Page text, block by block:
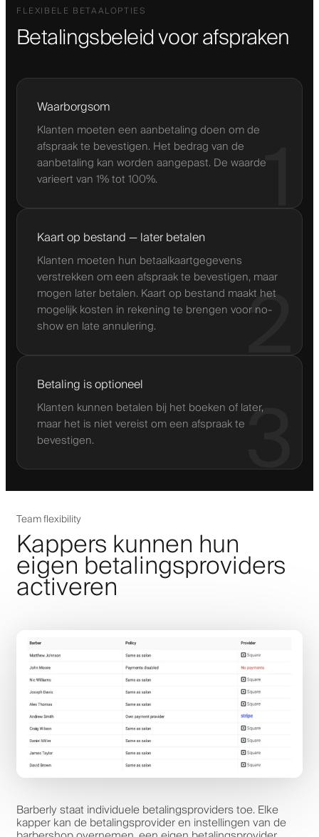
FLEXIBELE BETAALOPTIES
Betalingsbeleid voor afspraken
1
Waarborgsom
Klanten moeten een aanbetaling doen om de
afspraak te bevestigen. Het bedrag van de
aanbetaling kan worden aangepast. De waarde
varieert van 1% tot 100%.
2
Kaart op bestand — later betalen
Klanten moeten hun betaalkaartgegevens
verstrekken om een afspraak te bevestigen, maar
mogen later betalen. Kaart op bestand maakt het
mogelijk kosten in rekening te brengen voor no-
show en late annulering.
3
Betaling is optioneel
Klanten kunnen betalen bij het boeken of later,
maar het is niet vereist om een afspraak te
bevestigen.
Team flexibility
Kappers kunnen hun
eigen betalingsproviders
activeren
Barberly staat individuele betalingsproviders toe. Elke
kapper kan de betalingsprovider en instellingen van de